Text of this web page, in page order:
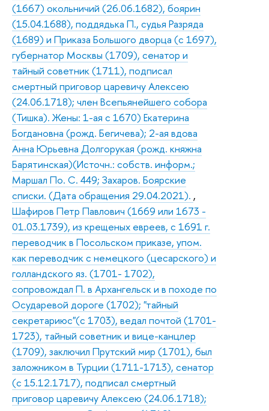
(1667) окольничий (26.06.1682), боярин
(15.04.1688), поддядька П., судья Разряда
(1689) и Приказа Большого дворца (с 1697),
губернатор Москвы (1709), сенатор и
тайный советник (1711), подписал
смертный приговор царевичу Алексею
(24.06.1718); член Всепьянейшего собора
(Тишка). Жены: 1-ая с 1670) Екатерина
Богдановна (рожд. Бегичева); 2-ая вдова
Анна Юрьевна Долгорукая (рожд. княжна
Барятинская)(Источн.: собств. информ.;
Маршал По. С. 449; Захаров. Боярские
списки. (Дата обращения 29.04.2021). ,
Шафиров Петр Павлович (1669 или 1673 -
01.03.1739), из крещеных евреев, с 1691 г.
переводчик в Посольском приказе, упом.
как переводчик с немецкого (цесарского) и
голландского яз. (1701- 1702),
сопровождал П. в Архангельск и в походе по
Осударевой дороге (1702); "тайный
секретариюс"(с 1703), ведал почтой (1701-
1723), тайный советник и вице-канцлер
(1709), заключил Прутский мир (1701), был
заложником в Турции (1711-1713), сенатор
(с 15.12.1717), подписал смертный
приговор царевичу Алексею (24.06.1718);